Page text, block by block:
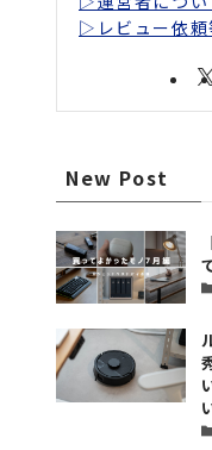
▷レビュー依頼
New Post